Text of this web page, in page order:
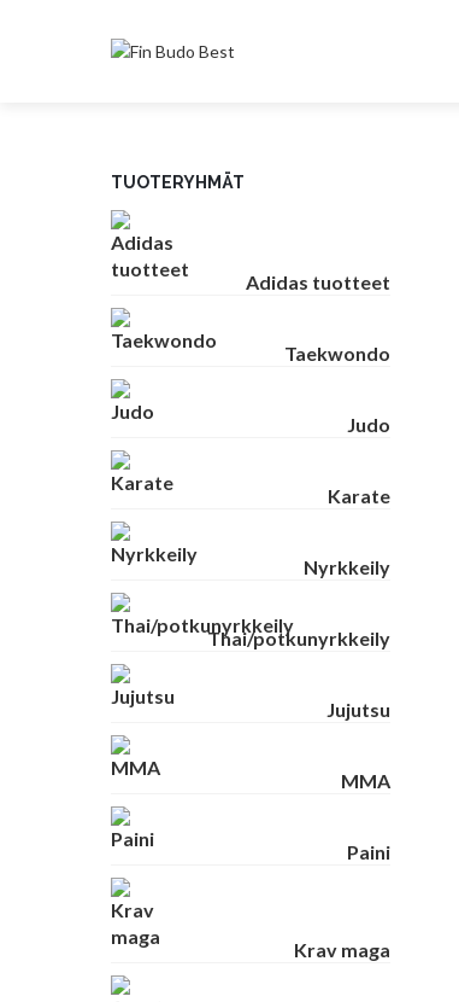
TUOTERYHMÄT
Adidas tuotteet
Taekwondo
Judo
Karate
Nyrkkeily
Thai/potkunyrkkeily
Jujutsu
MMA
Paini
Krav maga